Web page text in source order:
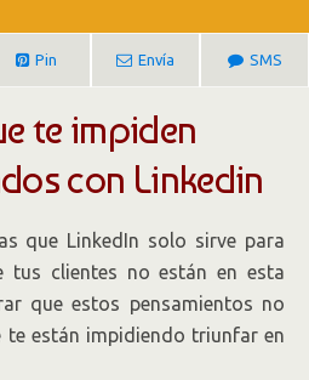
Pin Envía SMS
te impiden
con Linkedin
que LinkedIn solo sirve para
tus clientes no están en esta
que estos pensamientos no
te están impidiendo triunfar en